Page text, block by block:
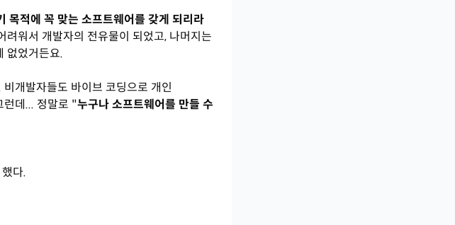
목적에 꼭 맞는 소프트웨어를 갖게 되리라
워서 개발자의 전유물이 되었고, 나머지는
없었거든요.
개발자들도 바이브 코딩으로 개인
런데... 정말로 "누구나 소프트웨어를 만들 수
다.